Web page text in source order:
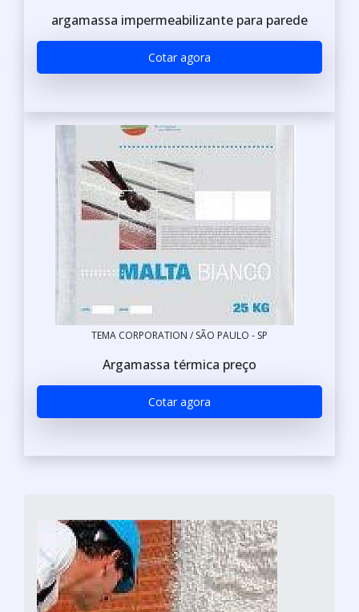
argamassa impermeabilizante para parede
Cotar agora
TEMA CORPORATION / SÃO PAULO - SP
Argamassa térmica preço
Cotar agora